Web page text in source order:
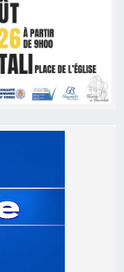
Gaspari retire